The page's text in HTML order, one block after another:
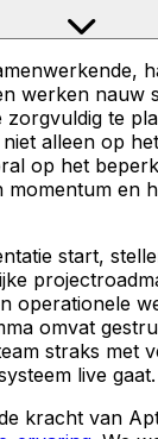
werken nauw
te
alleen op
op het
momentum en
start,
operationele
omvat
straks met
live gaat.
kracht van